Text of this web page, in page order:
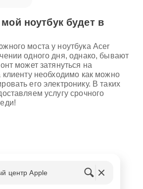
ноутбук будет в
моста у ноутбука Acer
одного дня, однако, бывают
может затянуться на
клиенту необходимо как можно
его электронику. В таких
услугу срочного
центр Apple